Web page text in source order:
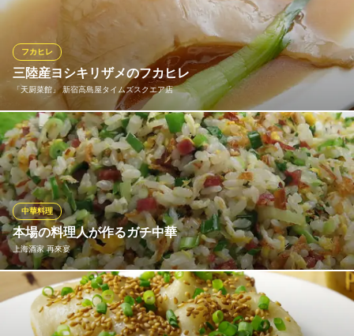
き上げております。本場の味わいを楽しんでいただくため乾燥室
を完備し、全ての工程は北京の全聚徳と同じ方法を導入。皮はパ
リっと香ばしく、肉質やわらかな北京ダックを心ゆくまでご堪能
ください。
全聚徳 新宿店
新宿の北京ダックの老舗
ＪＲ新宿駅東南口 徒歩5分
東京都新宿区新宿3-32-10 T&Tビル8～9F
三陸産ヨシキリザメのフカヒレ
「天厨菜館」 新宿高島屋タイムズスクエア店
フカヒレ
当店では肉厚の尾びれなど上質な気仙沼産フカヒレを贅沢に使っ
たコースも提供いたしております。厳選した極上フカヒレをぜひ
ご賞味ください。 【アラカルトメニュー 紅焼排翅 気仙沼産フ
カヒレ姿煮込み】
「天厨菜館」 新宿高島屋タイムズスクエア店
中国料理新宿夜景個室
ＪＲ新宿駅新南口 徒歩1分
東京都渋谷区千駄ヶ谷5-24-2 タカシマヤ タイムズスクエア14F
本場の料理人が作るガチ中華
上海酒家 再來宴
中華料理
ビールのお供にぴったりのおつまみメニューから、本格一品料理
まで豊富にご用意致しております。ドリンク類も、ビール、紹興
酒、サワー、酎ハイ、焼酎、梅酒、カクテル、マッコリ、日本